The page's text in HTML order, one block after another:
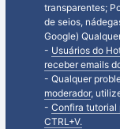
transparentes;
de seios,
Google)
- Usuários do
receber emails
- Qualquer
moderador,
- Confira tutorial
CTRL+V.